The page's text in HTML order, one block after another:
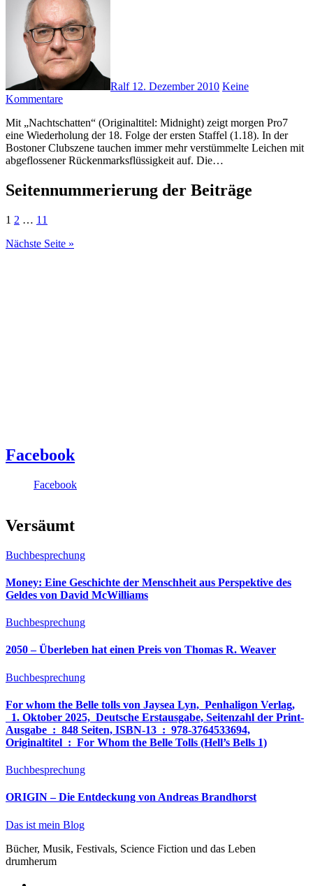
Ralf 12. Dezember 2010 Keine
Kommentare
Mit „Nachtschatten“ (Originaltitel: Midnight) zeigt morgen Pro7
eine Wiederholung der 18. Folge der ersten Staffel (1.18). In der
Bostoner Clubszene tauchen immer mehr verstümmelte Leichen mit
abgeflossener Rückenmarksflüssigkeit auf. Die…
Seitennummerierung der Beiträge
1 2 … 11
Nächste Seite »
Facebook
Facebook
Versäumt
Buchbesprechung
Money: Eine Geschichte der Menschheit aus Perspektive des
Geldes von David McWilliams
Buchbesprechung
2050 – Überleben hat einen Preis von Thomas R. Weaver
Buchbesprechung
For whom the Belle tolls von Jaysea Lyn, ‎ Penhaligon Verlag,
‎ 1. Oktober 2025, ‎ Deutsche Erstausgabe, Seitenzahl der Print-
Ausgabe ‏ : ‎ 848 Seiten, ISBN-13 ‏ : ‎ 978-3764533694,
Originaltitel ‏ : ‎ For Whom the Belle Tolls (Hell’s Bells 1)
Buchbesprechung
ORIGIN – Die Entdeckung von Andreas Brandhorst
Das ist mein Blog
Bücher, Musik, Festivals, Science Fiction und das Leben
drumherum